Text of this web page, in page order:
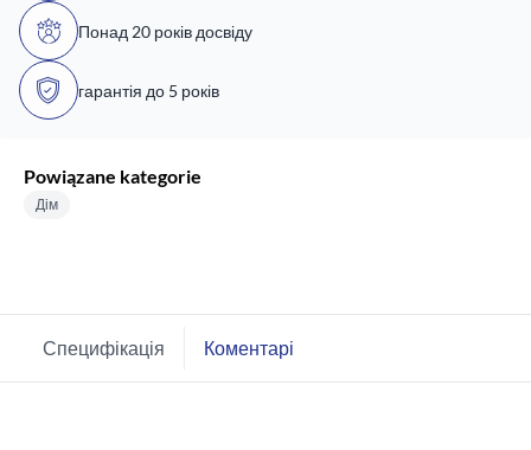
Понад 20 років досвіду
гарантія до 5 років
Powiązane kategorie
Дім
Специфікація Коментарі